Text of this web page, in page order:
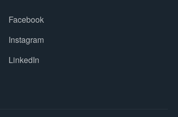
Facebook
Instagram
LinkedIn